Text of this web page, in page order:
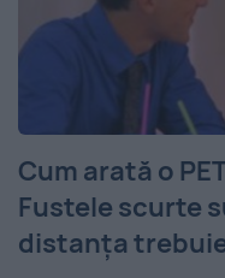
Cum arată o
Fustele scurte
distanţa